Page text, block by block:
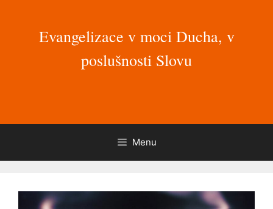
Evangelizace v moci Ducha, v
poslušnosti Slovu
Menu